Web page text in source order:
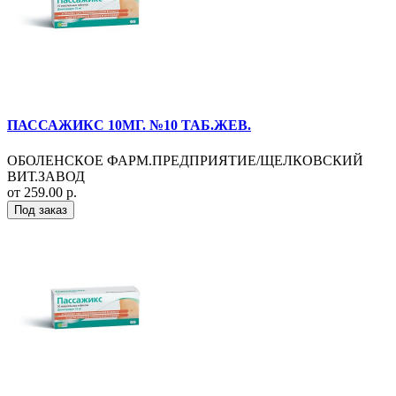
ПАССАЖИКС 10МГ. №10 ТАБ.ЖЕВ.
ОБОЛЕНСКОЕ ФАРМ.ПРЕДПРИЯТИЕ/ЩЕЛКОВСКИЙ
ВИТ.ЗАВОД
от 259.00 р.
Под заказ